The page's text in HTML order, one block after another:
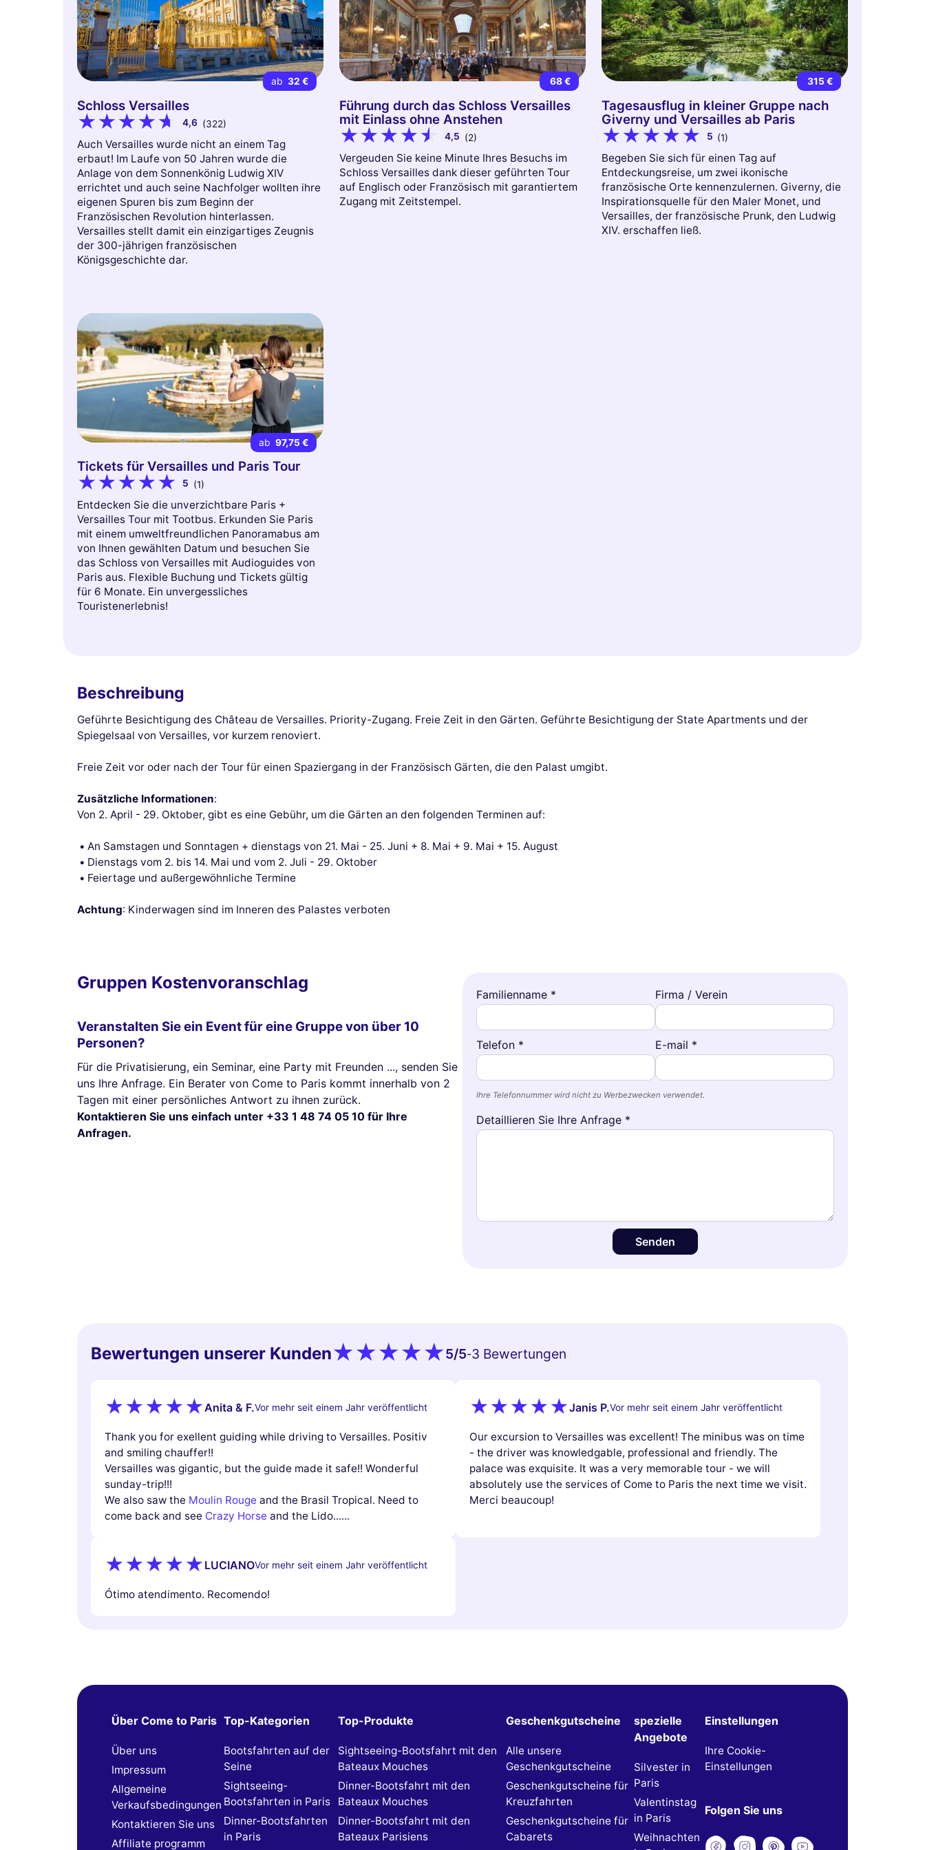
ab 32 €
Schloss Versailles
4,6 (322)
Auch Versailles wurde nicht an einem Tag
erbaut! Im Laufe von 50 Jahren wurde die
Anlage von dem Sonnenkönig Ludwig XIV
errichtet und auch seine Nachfolger wollten ihre
eigenen Spuren bis zum Beginn der
Französischen Revolution hinterlassen.
Versailles stellt damit ein einzigartiges Zeugnis
der 300-jährigen französischen
Königsgeschichte dar.
68 €
Führung durch das Schloss Versailles
mit Einlass ohne Anstehen
4,5 (2)
Vergeuden Sie keine Minute Ihres Besuchs im
Schloss Versailles dank dieser geführten Tour
auf Englisch oder Französisch mit garantiertem
Zugang mit Zeitstempel.
315 €
Tagesausflug in kleiner Gruppe nach
Giverny und Versailles ab Paris
5 (1)
Begeben Sie sich für einen Tag auf
Entdeckungsreise, um zwei ikonische
französische Orte kennenzulernen. Giverny, die
Inspirationsquelle für den Maler Monet, und
Versailles, der französische Prunk, den Ludwig
XIV. erschaffen ließ.
ab 97,75 €
Tickets für Versailles und Paris Tour
5 (1)
Entdecken Sie die unverzichtbare Paris +
Versailles Tour mit Tootbus. Erkunden Sie Paris
mit einem umweltfreundlichen Panoramabus am
von Ihnen gewählten Datum und besuchen Sie
das Schloss von Versailles mit Audioguides von
Paris aus. Flexible Buchung und Tickets gültig
für 6 Monate. Ein unvergessliches
Touristenerlebnis!
Beschreibung
Geführte Besichtigung des Château de Versailles. Priority-Zugang. Freie Zeit in den Gärten. Geführte Besichtigung der State Apartments und der
Spiegelsaal von Versailles, vor kurzem renoviert.
Freie Zeit vor oder nach der Tour für einen Spaziergang in der Französisch Gärten, die den Palast umgibt.
Zusätzliche Informationen:
Von 2. April - 29. Oktober, gibt es eine Gebühr, um die Gärten an den folgenden Terminen auf:
An Samstagen und Sonntagen + dienstags von 21. Mai - 25. Juni + 8. Mai + 9. Mai + 15. August
Dienstags vom 2. bis 14. Mai und vom 2. Juli - 29. Oktober
Feiertage und außergewöhnliche Termine
Achtung: Kinderwagen sind im Inneren des Palastes verboten
Gruppen Kostenvoranschlag
Veranstalten Sie ein Event für eine Gruppe von über 10
Personen?
Für die Privatisierung, ein Seminar, eine Party mit Freunden ..., senden Sie
uns Ihre Anfrage. Ein Berater von Come to Paris kommt innerhalb von 2
Tagen mit einer persönliches Antwort zu ihnen zurück.
Kontaktieren Sie uns einfach unter +33 1 48 74 05 10 für Ihre
Anfragen.
Familienname * Firma / Verein
Telefon * E-mail *
Ihre Telefonnummer wird nicht zu Werbezwecken verwendet.
Detaillieren Sie Ihre Anfrage *
Senden
Bewertungen unserer Kunden 5/5-3 Bewertungen
Anita & F.Vor mehr seit einem Jahr veröffentlicht
Thank you for exellent guiding while driving to Versailles. Positiv
and smiling chauffer!!
Versailles was gigantic, but the guide made it safe!! Wonderful
sunday-trip!!!
We also saw the Moulin Rouge and the Brasil Tropical. Need to
come back and see Crazy Horse and the Lido......
Janis P.Vor mehr seit einem Jahr veröffentlicht
Our excursion to Versailles was excellent! The minibus was on time
- the driver was knowledgable, professional and friendly. The
palace was exquisite. It was a very memorable tour - we will
absolutely use the services of Come to Paris the next time we visit.
Merci beaucoup!
LUCIANOVor mehr seit einem Jahr veröffentlicht
Ótimo atendimento. Recomendo!
Über Come to Paris
Über uns
Impressum
Allgemeine
Verkaufsbedingungen
Kontaktieren Sie uns
Affiliate programm
Top-Kategorien
Bootsfahrten auf der
Seine
Sightseeing-
Bootsfahrten in Paris
Dinner-Bootsfahrten
in Paris
Top-Produkte
Sightseeing-Bootsfahrt mit den
Bateaux Mouches
Dinner-Bootsfahrt mit den
Bateaux Mouches
Dinner-Bootsfahrt mit den
Bateaux Parisiens
Geschenkgutscheine
Alle unsere
Geschenkgutscheine
Geschenkgutscheine für
Kreuzfahrten
Geschenkgutscheine für
Cabarets
spezielle
Angebote
Silvester in
Paris
Valentinstag
in Paris
Weihnachten
Einstellungen
Ihre Cookie-
Einstellungen
Folgen Sie uns